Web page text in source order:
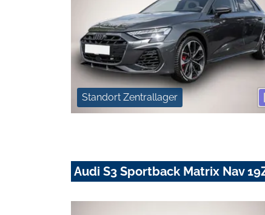
Standort Zentrallager
Audi S3 Sportback Matrix Nav